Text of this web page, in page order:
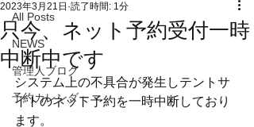
All Posts
NEWS
管理人ブログ
予約カレンダー
只今、ネット予約受付一時
中断中です
2023年3月21日 読了時間: 1分
システム上の不具合が発生しテントサ
イトのネット予約を一時中断しており
ます。